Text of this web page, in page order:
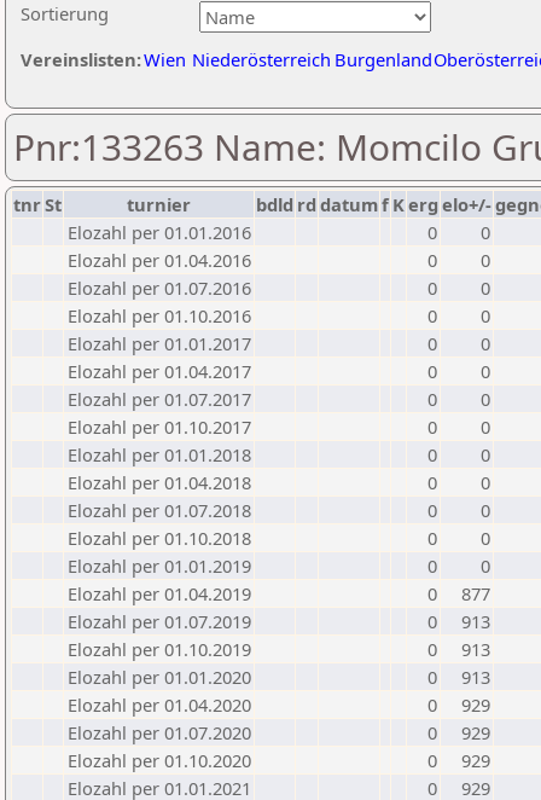
Sortierung
Vereinslisten:Wien Niederösterreich Burgenland
Pnr:133263 Name: Momcilo
tnrSt turnier bdld rd datumf Kerg elo+/-
Elozahl per 01.01.2016
0
0
Elozahl per 01.04.2016
0
0
Elozahl per 01.07.2016
0
0
Elozahl per 01.10.2016
0
0
Elozahl per 01.01.2017
0
0
Elozahl per 01.04.2017
0
0
Elozahl per 01.07.2017
0
0
Elozahl per 01.10.2017
0
0
Elozahl per 01.01.2018
0
0
Elozahl per 01.04.2018
0
0
Elozahl per 01.07.2018
0
0
Elozahl per 01.10.2018
0
0
Elozahl per 01.01.2019
0
0
Elozahl per 01.04.2019
0
877
Elozahl per 01.07.2019
0
913
Elozahl per 01.10.2019
0
913
Elozahl per 01.01.2020
0
913
Elozahl per 01.04.2020
0
929
Elozahl per 01.07.2020
0
929
Elozahl per 01.10.2020
0
929
Elozahl per 01.01.2021
0
929